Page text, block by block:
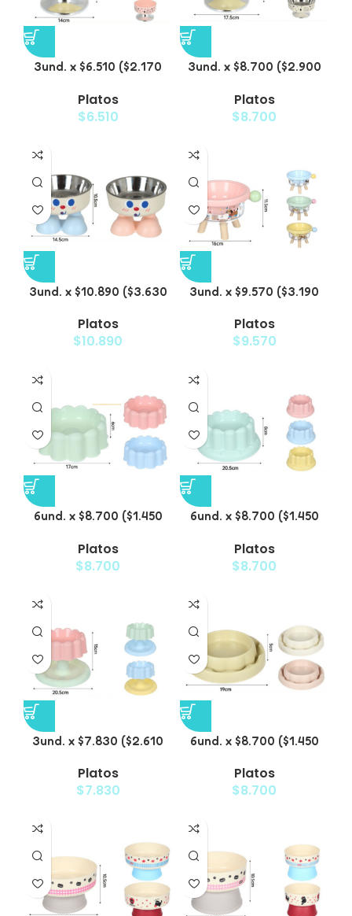
3und. x $6.510 ($2.170
para Mascotas
Platos
$6.510
3und. x $8.700 ($2.900
Acero para Mascotas
Platos
$8.700
3und. x $10.890 ($3.630
Acero para Mascotas
Platos
$10.890
3und. x $9.570 ($3.190
para Mascotas
Platos
$9.570
6und. x $8.700 ($1.450
Mascotas
Platos
$8.700
6und. x $8.700 ($1.450
Mascotas Diseño Floral
Platos
$8.700
3und. x $7.830 ($2.610
para Mascotas
Platos
$7.830
6und. x $8.700 ($1.450
Antiderrame para
Mascotas
Platos
$8.700